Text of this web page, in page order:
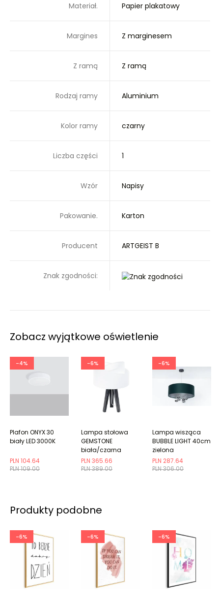
Materiał. Papier plakatowy
Margines Z marginesem
Z ramą Z ramą
Rodzaj ramy Aluminium
Kolor ramy czarny
Liczba części 1
Wzór Napisy
Pakowanie. Karton
Producent ARTGEIST B
Znak zgodności:
Zobacz wyjątkowe oświetlenie
-4%
PLN 109.00
PLN 104.64
Plafon ONYX 30
biały LED 3000K
-6%
PLN 389.00
PLN 365.66
Lampa stołowa
GEMSTONE
biała/czarna
-6%
PLN 306.00
PLN 287.64
Lampa wisząca
BUBBLE LIGHT 40cm
zielona
Produkty podobne
-6% -6% -6%